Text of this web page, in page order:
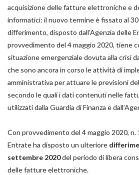
acquisizione delle fatture elettroniche e
informatici: il nuovo termine è fissato al
differimento, disposto dall’Agenzia delle
provvedimento del 4 maggio 2020, tiene
situazione emergenziale dovuta alla crisi
che sono ancora in corso le attività di
amministrativa per attuare le previsioni
secondo le quali i dati contenuti nelle
utilizzati dalla Guardia di Finanza e
Con provvedimento del 4 maggio 2020, n.
Entrate ha disposto un ulteriore
settembre 2020del periodo di libera
delle fatture elettroniche.